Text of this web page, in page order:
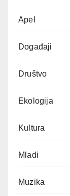
Apel
Događaji
Društvo
Ekologija
Kultura
Mladi
Muzika